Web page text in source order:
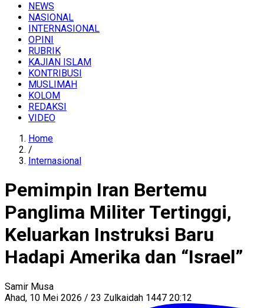
NEWS
NASIONAL
INTERNASIONAL
OPINI
RUBRIK
KAJIAN ISLAM
KONTRIBUSI
MUSLIMAH
KOLOM
REDAKSI
VIDEO
Home
/
Internasional
Pemimpin Iran Bertemu
Panglima Militer Tertinggi,
Keluarkan Instruksi Baru
Hadapi Amerika dan “Israel”
Samir Musa
Ahad, 10 Mei 2026 / 23 Zulkaidah 1447 20:12